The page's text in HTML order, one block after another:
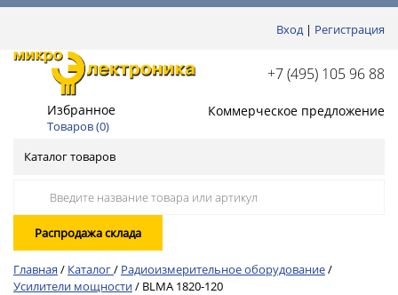
Вход| Регистрация
+7 (495) 105 96 88
Избранное
Товаров (0)
Коммерческое предложение
Каталог товаров
Распродажа склада
Главная / Каталог/ Радиоизмерительное оборудование/
Усилители мощности/ BLMA 1820-120